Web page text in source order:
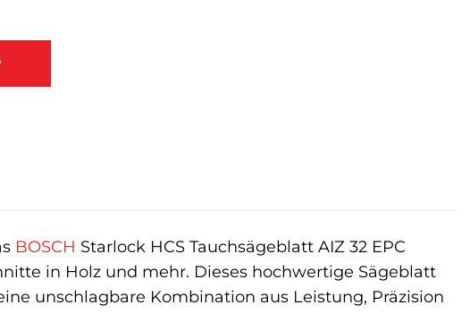
BOSCH Starlock HCS Tauchsägeblatt AIZ 32 EPC
in Holz und mehr. Dieses hochwertige Sägeblatt
unschlagbare Kombination aus Leistung, Präzision